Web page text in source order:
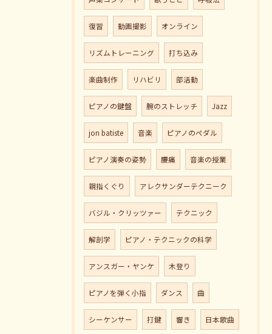
復習 動画撮影 オンライン
リズムトレーニング 打ち込み
楽曲制作 リハビリ 部活動
ピアノの鍵盤 腕のストレッチ Jazz
jon batiste 音楽 ピアノのペダル
ピアノ演奏の姿勢 腰痛 音楽の授業
親指くぐり アレクサンダーテクニーク
バジル・クリッツァー テクニック
解剖学 ピアノ・テクニックの科学
アンスガー・ヤンケ 木登り
ピアノを弾く小指 ダンス 曲
シーケンサー 打鍵 響き 日本歌曲